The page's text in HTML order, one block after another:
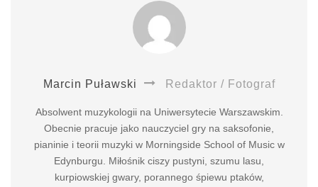
Marcin Puławski Redaktor / Fotograf
Absolwent muzykologii na Uniwersytecie Warszawskim.
Obecnie pracuje jako nauczyciel gry na saksofonie,
pianinie i teorii muzyki w Morningside School of Music w
Edynburgu. Miłośnik ciszy pustyni, szumu lasu,
kurpiowskiej gwary, porannego śpiewu ptaków,